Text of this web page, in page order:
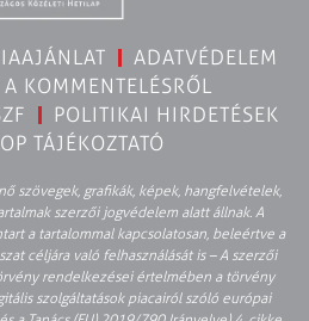
ADATVÉDELEM
KOMMENTELÉSRŐL
POLITIKAI HIRDETÉSEK
TÁJÉKOZTATÓ
szövegek, grafikák, képek, hangfelvételek,
szerzői jogvédelem alatt állnak. A
a tartalommal kapcsolatosan, beleértve a
céljára való felhasználását is – A szerzői
rendelkezései értelmében a törvény
szolgáltatások piacairól szóló európai